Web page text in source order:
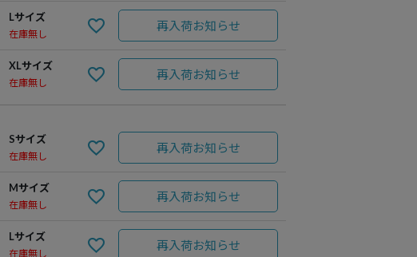
Lサイズ
在庫無し
再入荷お知らせ
XLサイズ
在庫無し
再入荷お知らせ
Sサイズ
在庫無し
再入荷お知らせ
Mサイズ
在庫無し
再入荷お知らせ
Lサイズ
在庫無し
再入荷お知らせ